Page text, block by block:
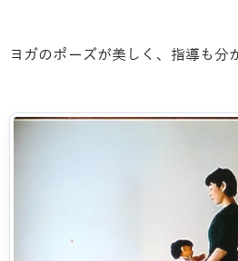
ヨガのポーズが美しく、指導も分